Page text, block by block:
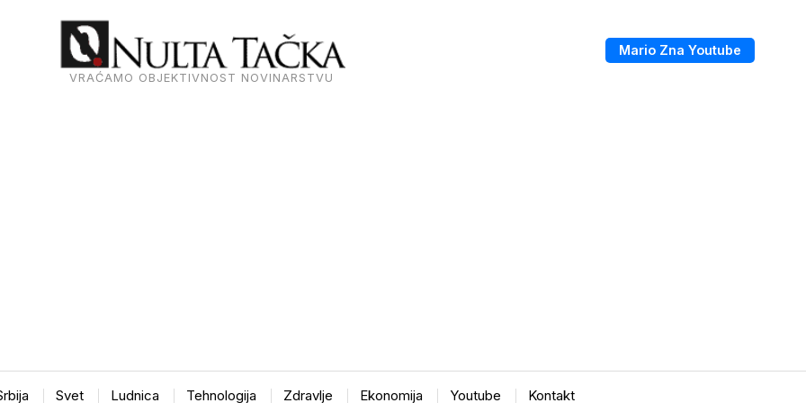
VRAĆAMO OBJEKTIVNOST NOVINARSTVU
Mario Zna Youtube
Svet Ludnica Tehnologija Zdravlje Ekonomija Youtube Kontakt